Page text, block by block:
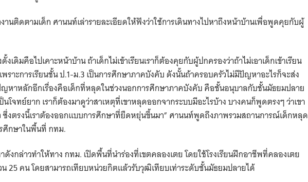
านติดตามเด็ก ศานนท์เล่ารายละเอียดให้ฟังว่าใช้การเดินทางไปหาถึงหน้าบ้านเพื่อพูดคุยกับผู้
ดั้งเดิมคือไปเคาะหน้าบ้าน ถ้าเด็กไม่เข้าเรียนเราก็ต้องคุยกับผู้ปกครองว่าถ้าไม่เอาเด็กเข้าเรียน
พราะการเรียนชั้น ป.1-ม.3 เป็นการศึกษาภาคบังคับ ดังนั้นถ้าครอบครัวไม่มีปัญหาอะไรก็จะส่ง
ญหาหลักอีกเรื่องคือเด็กที่หลุดในช่วงนอกการศึกษาภาคบังคับ คือชั้นอนุบาลกับชั้นมัธยมปลาย
โจทย์ยาก เราก็ต้องมาดูว่าสาเหตุที่เขาหลุดออกจากระบบมีอะไรบ้าง บางคนก็พูดตรงๆ ว่าเขา
ซึ่งตรงนี้เราต้องออกแบบการศึกษาที่ยืดหยุ่นขึ้นมา” ศานนท์พูดถึงภาพรวมสถานการณ์เด็กหลุด
ศึกษาในพื้นที่ กทม.
งกล่าวทำให้ทาง กทม. เปิดพื้นที่นำร่องที่เขตคลองเตย โดยใช้โรงเรียนฝึกอาชีพที่คลองเตย
25 คน โดยสามารถเทียบหน่วยกิตแล้วรับวุฒิเทียบเท่าระดับชั้นมัธยมปลายได้